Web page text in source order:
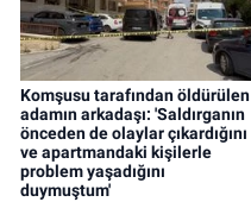
Komşusu tarafından öldürülen
adamın arkadaşı: 'Saldırganın
önceden de olaylar çıkardığını
ve apartmandaki kişilerle
problem yaşadığını
duymuştum'